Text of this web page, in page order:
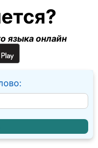
языка онлайн